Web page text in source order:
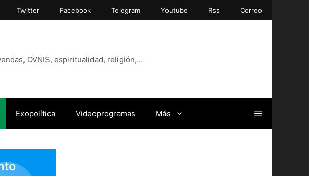
Twitter Facebook Telegram Youtube Rss Correo
OVNIS, espiritualidad, religión,…
Exopolítica Videoprogramas Más